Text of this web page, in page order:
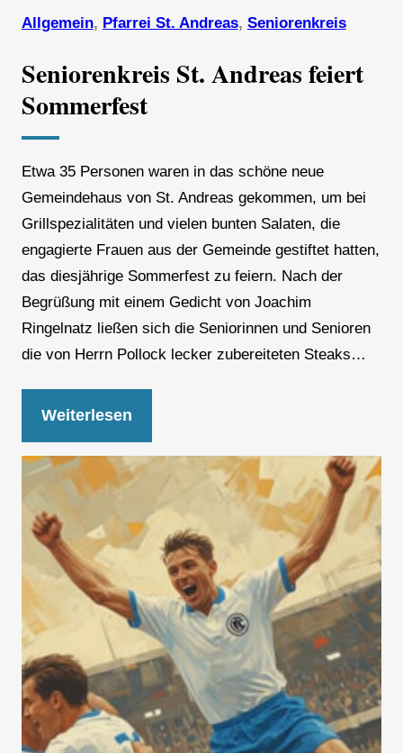
Allgemein, Pfarrei St. Andreas, Seniorenkreis
Seniorenkreis St. Andreas feiert
Sommerfest
Etwa 35 Personen waren in das schöne neue
Gemeindehaus von St. Andreas gekommen, um bei
Grillspezialitäten und vielen bunten Salaten, die
engagierte Frauen aus der Gemeinde gestiftet hatten,
das diesjährige Sommerfest zu feiern. Nach der
Begrüßung mit einem Gedicht von Joachim
Ringelnatz ließen sich die Seniorinnen und Senioren
die von Herrn Pollock lecker zubereiteten Steaks…
Weiterlesen